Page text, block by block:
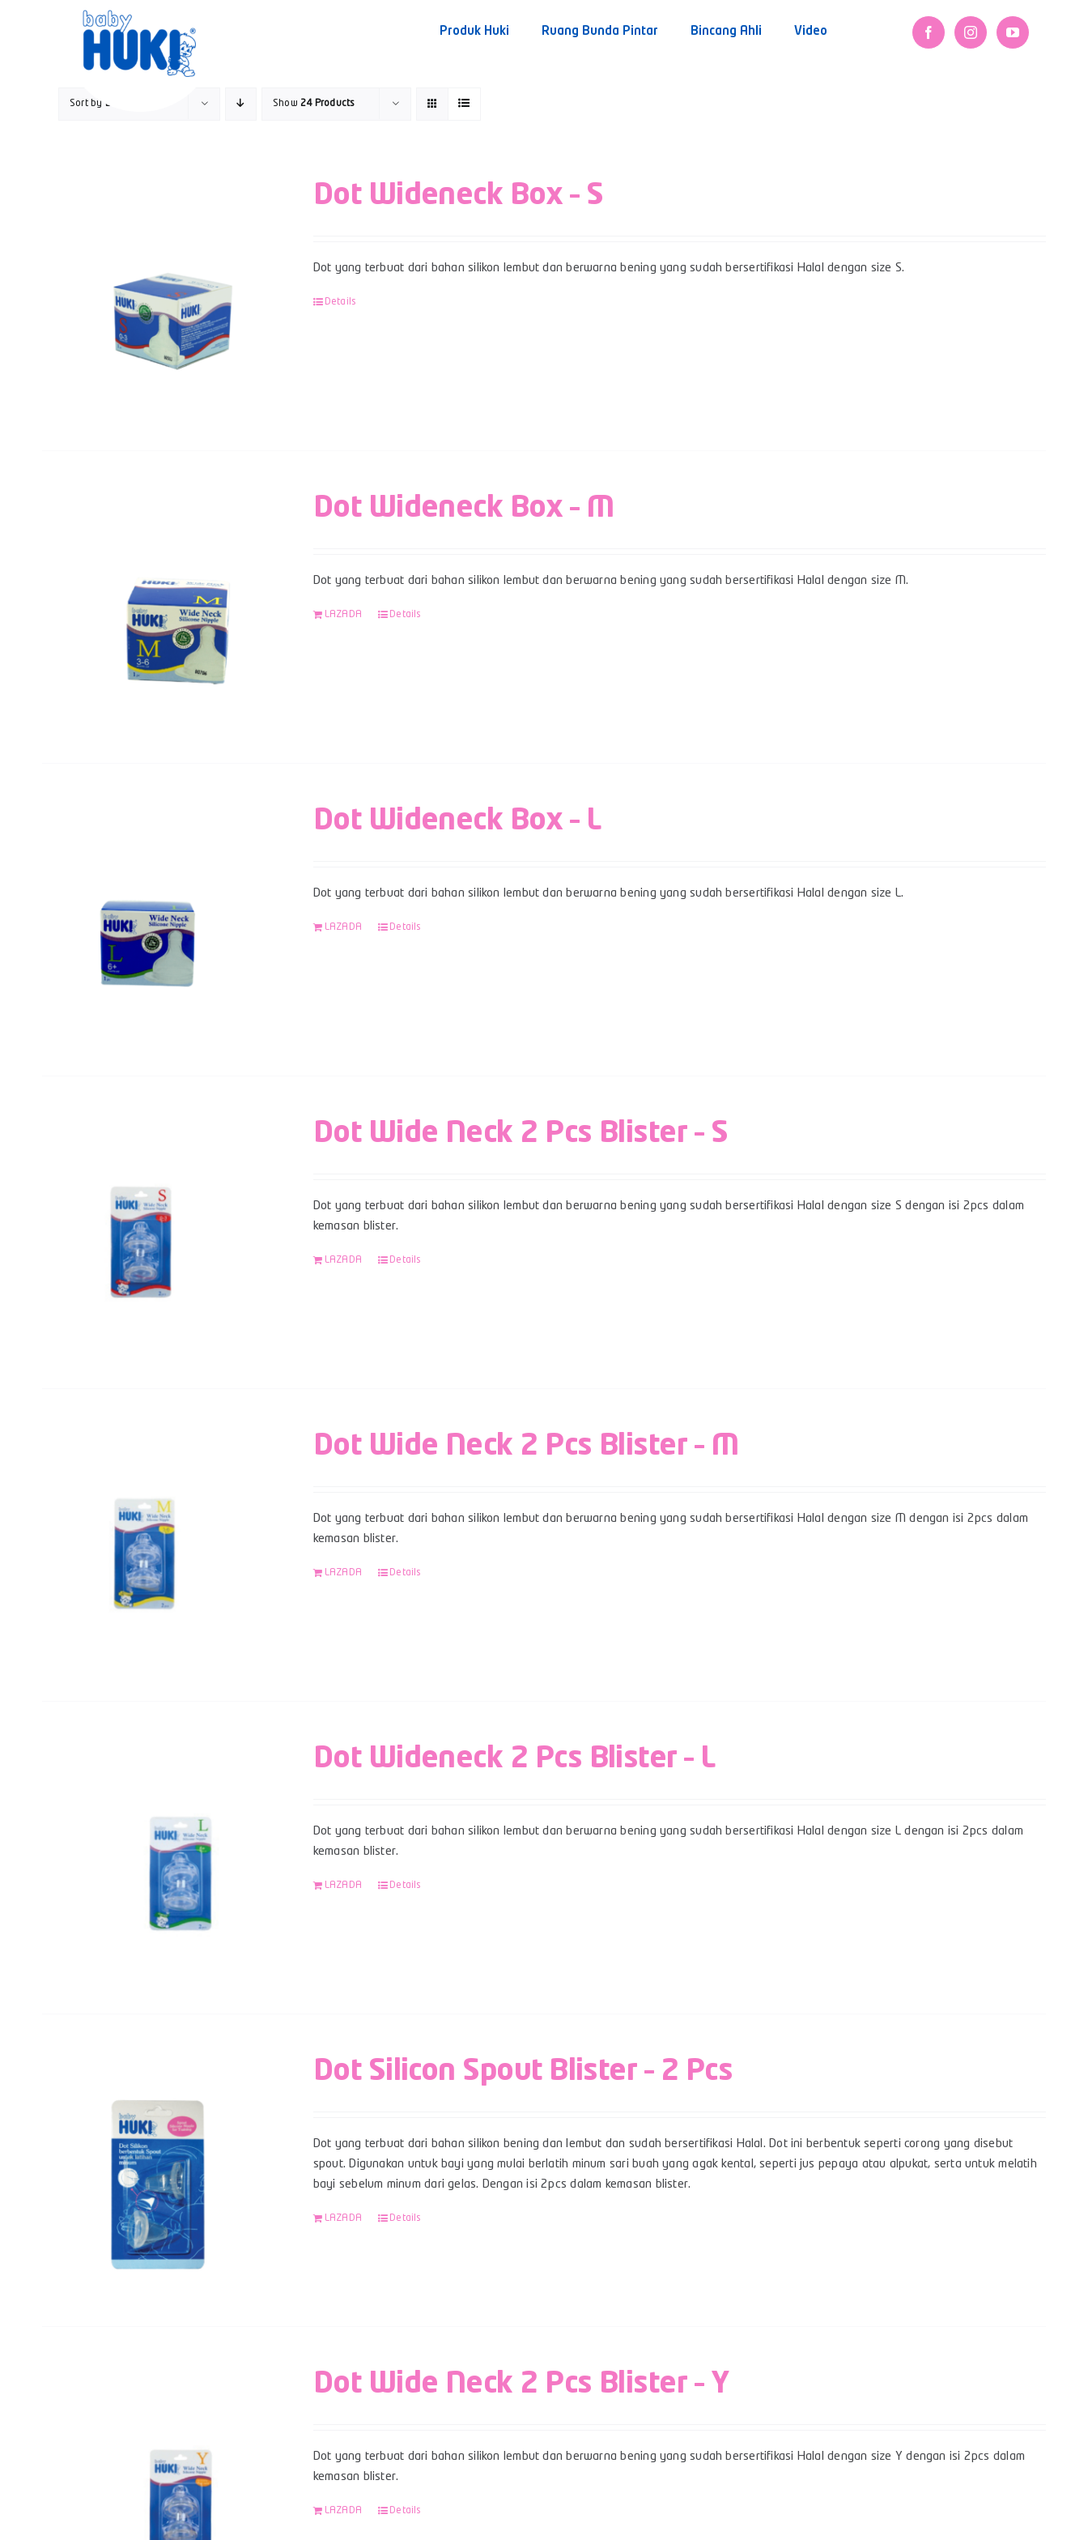
Produk Huki Ruang Bunda Pintar Bincang Ahli Video
Sort by Date Show24 Products
Dot Wideneck Box – S
Dot yang terbuat dari bahan silikon lembut dan berwarna bening yang sudah bersertifikasi Halal dengan size S.
Details
Dot Wideneck Box – M
Dot yang terbuat dari bahan silikon lembut dan berwarna bening yang sudah bersertifikasi Halal dengan size M.
LAZADA Details
Dot Wideneck Box – L
Dot yang terbuat dari bahan silikon lembut dan berwarna bening yang sudah bersertifikasi Halal dengan size L.
LAZADA Details
Dot Wide Neck 2 Pcs Blister – S
Dot yang terbuat dari bahan silikon lembut dan berwarna bening yang sudah bersertifikasi Halal dengan size S dengan isi 2pcs dalam
kemasan blister.
LAZADA Details
Dot Wide Neck 2 Pcs Blister – M
Dot yang terbuat dari bahan silikon lembut dan berwarna bening yang sudah bersertifikasi Halal dengan size M dengan isi 2pcs dalam
kemasan blister.
LAZADA Details
Dot Wideneck 2 Pcs Blister – L
Dot yang terbuat dari bahan silikon lembut dan berwarna bening yang sudah bersertifikasi Halal dengan size L dengan isi 2pcs dalam
kemasan blister.
LAZADA Details
Dot Silicon Spout Blister – 2 Pcs
Dot yang terbuat dari bahan silikon bening dan lembut dan sudah bersertifikasi Halal. Dot ini berbentuk seperti corong yang disebut
spout. Digunakan untuk bayi yang mulai berlatih minum sari buah yang agak kental, seperti jus pepaya atau alpukat, serta untuk melatih
bayi sebelum minum dari gelas. Dengan isi 2pcs dalam kemasan blister.
LAZADA Details
Dot Wide Neck 2 Pcs Blister – Y
Dot yang terbuat dari bahan silikon lembut dan berwarna bening yang sudah bersertifikasi Halal dengan size Y dengan isi 2pcs dalam
kemasan blister.
LAZADA Details